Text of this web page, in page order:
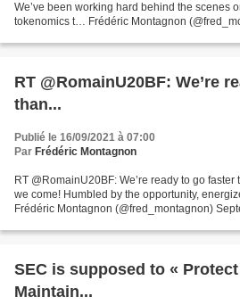
We’ve been working hard behind the scenes
tokenomics t… Frédéric Montagnon
RT @RomainU20BF: We’re
than...
Publié le 16/09/2021 à 07:00
Par Frédéric Montagnon
RT @RomainU20BF: We’re ready to go
we come! Humbled by the opportunity,
Frédéric Montagnon (@fred_montagnon)
SEC is supposed to «
Maintain...